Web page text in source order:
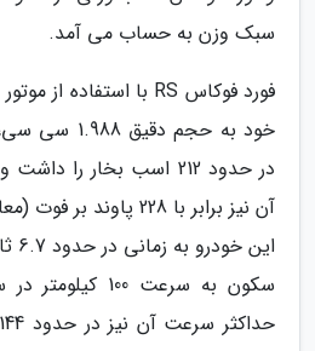
سبک وزن به حساب می آمد.
خود به حجم
در حدود 212 اسب بخار را
سکون به سرعت